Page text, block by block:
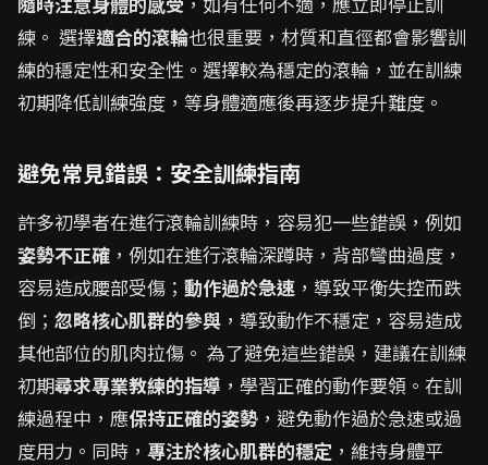
練。 選擇適合的滾輪也很重要，材質和直徑都會影響訓
練的穩定性和安全性。選擇較為穩定的滾輪，並在訓練
初期降低訓練強度，等身體適應後再逐步提升難度。
避免常見錯誤：安全訓練指南
許多初學者在進行滾輪訓練時，容易犯一些錯誤，例如
姿勢不正確 ，例如在進行滾輪深蹲時，背部彎曲過度，
容易造成腰部受傷； 動作過於急速 ，導致平衡失控而跌
倒； 忽略核心肌群的參與 ，導致動作不穩定，容易造成
其他部位的肌肉拉傷。 為了避免這些錯誤，建議在訓練
初期尋求專業教練的指導 ，學習正確的動作要領。在訓
練過程中，應保持正確的姿勢 ，避免動作過於急速或過
度用力。同時， 專注於核心肌群的穩定 ，維持身體平